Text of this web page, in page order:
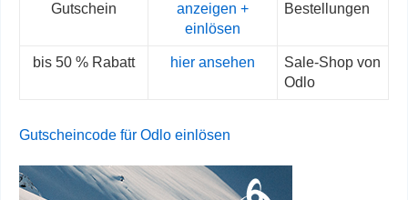
Gutschein
anzeigen +
einlösen
Bestellungen
bis 50 % Rabatt hier ansehen
Sale-Shop von
Odlo
Gutscheincode für Odlo einlösen